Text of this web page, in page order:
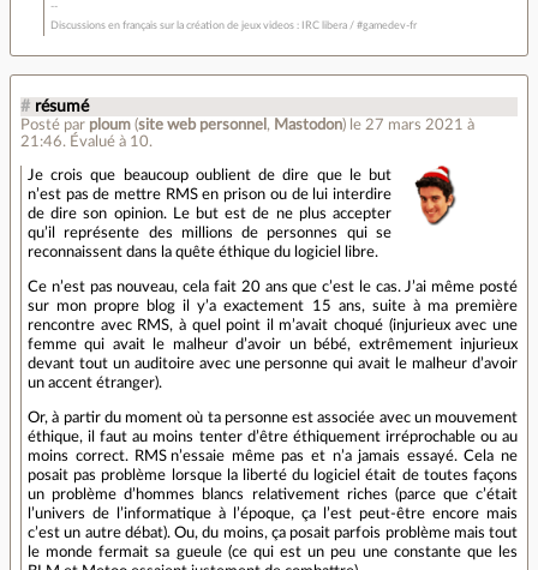
Discussions en français sur la création de jeux videos : IRC libera / #gamedev-fr
# résumé
Posté par ploum (site web personnel , Mastodon) le 27 mars 2021 à
21:46. Évalué à 10.
Je crois que beaucoup oublient de dire que le but
n’est pas de mettre RMS en prison ou de lui interdire
de dire son opinion. Le but est de ne plus accepter
qu’il représente des millions de personnes qui se
reconnaissent dans la quête éthique du logiciel libre.
Ce n’est pas nouveau, cela fait 20 ans que c’est le cas. J’ai même posté
sur mon propre blog il y’a exactement 15 ans, suite à ma première
rencontre avec RMS, à quel point il m’avait choqué (injurieux avec une
femme qui avait le malheur d’avoir un bébé, extrêmement injurieux
devant tout un auditoire avec une personne qui avait le malheur d’avoir
un accent étranger).
Or, à partir du moment où ta personne est associée avec un mouvement
éthique, il faut au moins tenter d’être éthiquement irréprochable ou au
moins correct. RMS n’essaie même pas et n’a jamais essayé. Cela ne
posait pas problème lorsque la liberté du logiciel était de toutes façons
un problème d’hommes blancs relativement riches (parce que c’était
l’univers de l’informatique à l’époque, ça l’est peut-être encore mais
c’est un autre débat). Ou, du moins, ça posait parfois problème mais tout
le monde fermait sa gueule (ce qui est un peu une constante que les